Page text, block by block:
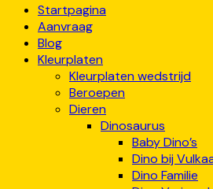
Startpagina
Aanvraag
Blog
Kleurplaten
Kleurplaten wedstrijd
Beroepen
Dieren
Dinosaurus
Baby Dino’s
Dino bij
Dino Familie